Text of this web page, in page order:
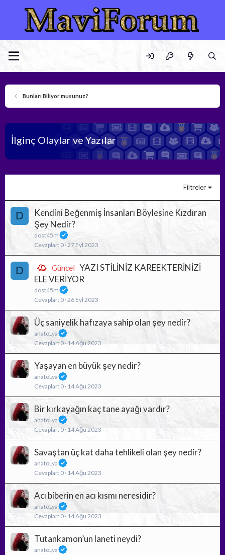
Bunları Biliyor musunuz?
İlginç Olaylar ve Yazılar
Filtreler
D
Kendini Beğenmiş İnsanları Böylesine Kızdıran
Şey Nedir?
dost45m
Cevaplar 0 27 Eyl 2023
D Güncel YAZI STİLİNİZ KAREEKTERİNİZİ
ELE VERİYOR
dost45m
Cevaplar 0 26 Eyl 2023
Üç saniyelik hafızaya sahip olan şey nedir?
anatoLya
Cevaplar 0 14 Ağu 2023
Yaşayan en büyük şey nedir?
anatoLya
Cevaplar 0 14 Ağu 2023
Bir kırkayağın kaç tane ayağı vardır?
anatoLya
Cevaplar 0 14 Ağu 2023
Savaştan üç kat daha tehlikeli olan şey nedir?
anatoLya
Cevaplar 0 14 Ağu 2023
Acı biberin en acı kısmı neresidir?
anatoLya
Cevaplar 0 14 Ağu 2023
Tutankamon’un laneti neydi?
anatoLya